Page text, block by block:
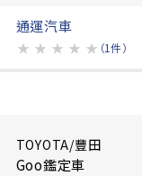
通運汽車
★ ★ ★ ★ ★ （1件）
TOYOTA/豐田
Goo鑑定車